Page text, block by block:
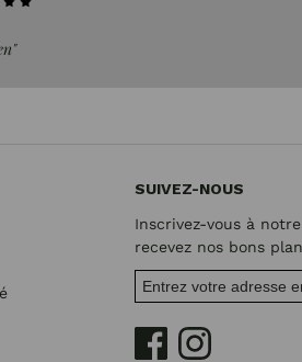
SUIVEZ-NOUS
Inscrivez-vous à
recevez nos bons